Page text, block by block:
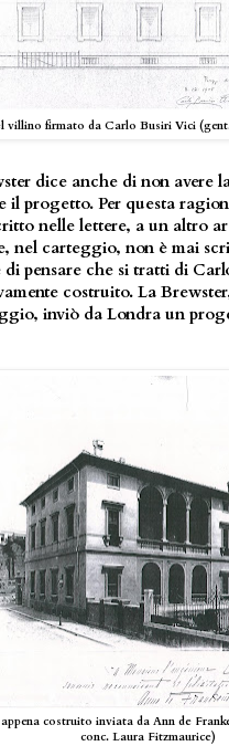
villino firmato da Carlo Busiri Vici
dice anche di non avere
il progetto. Per questa
nelle lettere, a un altro
nel carteggio, non è mai
di pensare che si tratti di
costruito. La
inviò da Londra un
costruito inviata da Ann de
conc. Laura Fitzmaurice)